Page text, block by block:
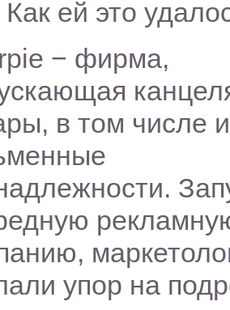
Как ей это
− фирма,
в том числе и
упор на